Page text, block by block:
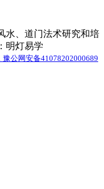
水、道门法术研究和培
明灯易学
豫公网安备41078202000689